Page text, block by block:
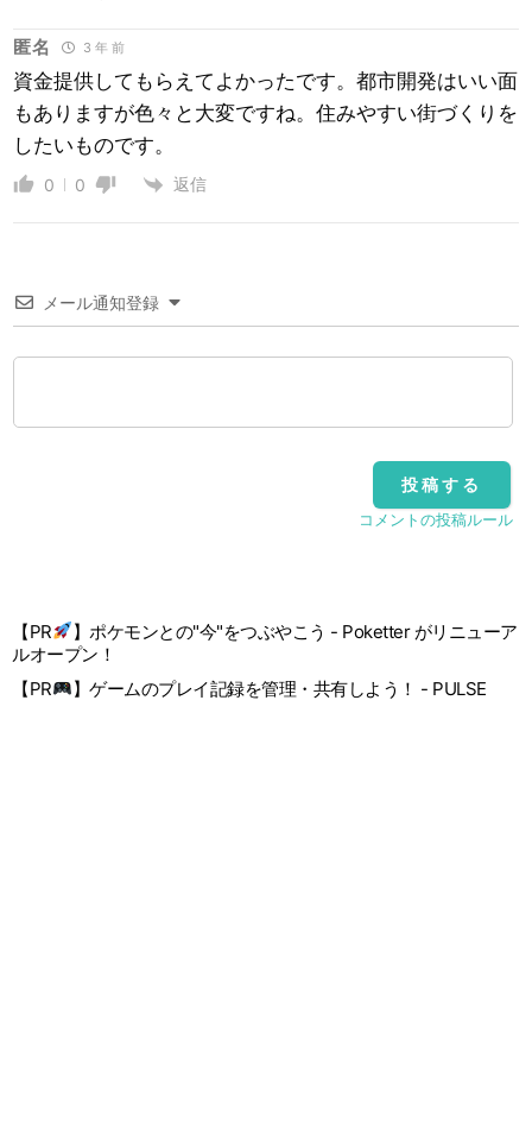
メール通知登録
コメントの投稿ルール
匿名 3 年 前
資金提供してもらえてよかったです。都市開発はいい面
もありますが色々と大変ですね。住みやすい街づくりを
したいものです。
0 0 返信
【PR
】ポケモンとの"今"をつぶやこう - Poketter がリニューア
ルオープン！
【PR
】ゲームのプレイ記録を管理・共有しよう！ - PULSE